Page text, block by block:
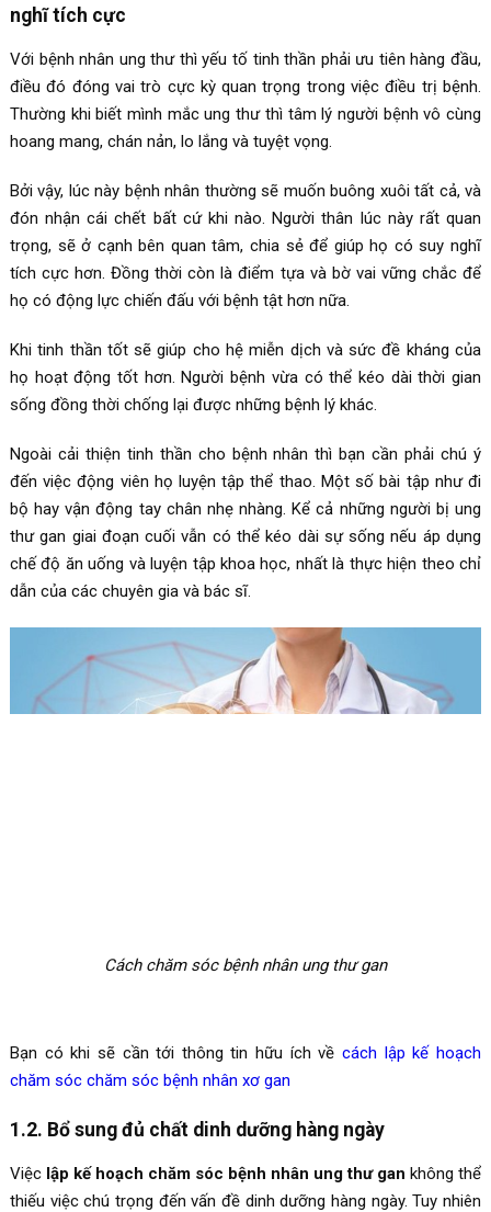
nghĩ tích cực
Với bệnh nhân ung thư thì yếu tố tinh thần phải ưu tiên hàng đầu,
điều đó đóng vai trò cực kỳ quan trọng trong việc điều trị bệnh.
Thường khi biết mình mắc ung thư thì tâm lý người bệnh vô cùng
hoang mang, chán nản, lo lắng và tuyệt vọng.
Bởi vậy, lúc này bệnh nhân thường sẽ muốn buông xuôi tất cả, và
đón nhận cái chết bất cứ khi nào. Người thân lúc này rất quan
trọng, sẽ ở cạnh bên quan tâm, chia sẻ để giúp họ có suy nghĩ
tích cực hơn. Đồng thời còn là điểm tựa và bờ vai vững chắc để
họ có động lực chiến đấu với bệnh tật hơn nữa.
Khi tinh thần tốt sẽ giúp cho hệ miễn dịch và sức đề kháng của
họ hoạt động tốt hơn. Người bệnh vừa có thể kéo dài thời gian
sống đồng thời chống lại được những bệnh lý khác.
Ngoài cải thiện tinh thần cho bệnh nhân thì bạn cần phải chú ý
đến việc động viên họ luyện tập thể thao. Một số bài tập như đi
bộ hay vận động tay chân nhẹ nhàng. Kể cả những người bị ung
thư gan giai đoạn cuối vẫn có thể kéo dài sự sống nếu áp dụng
chế độ ăn uống và luyện tập khoa học, nhất là thực hiện theo chỉ
dẫn của các chuyên gia và bác sĩ.
Cách chăm sóc bệnh nhân ung thư gan
Bạn có khi sẽ cần tới thông tin hữu ích vềcách lập kế hoạch
chăm sóc chăm sóc bệnh nhân xơ gan
1.2. Bổ sung đủ chất dinh dưỡng hàng ngày
Việc lập kế hoạch chăm sóc bệnh nhân ung thư gan không thể
thiếu việc chú trọng đến vấn đề dinh dưỡng hàng ngày. Tuy nhiên